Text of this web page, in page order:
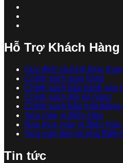
Hỗ Trợ Khách Hàng
Quy định và hình thức
Chính sách giao hàng
Chính sách bảo hành sản
Chính sách đổi trả hàng
Chính sách bảo mật thông
Sửa máy in Biên Hòa
Nạp mực máy in Biên Hòa
Sửa máy tính tại nhà Biên
Tin tức